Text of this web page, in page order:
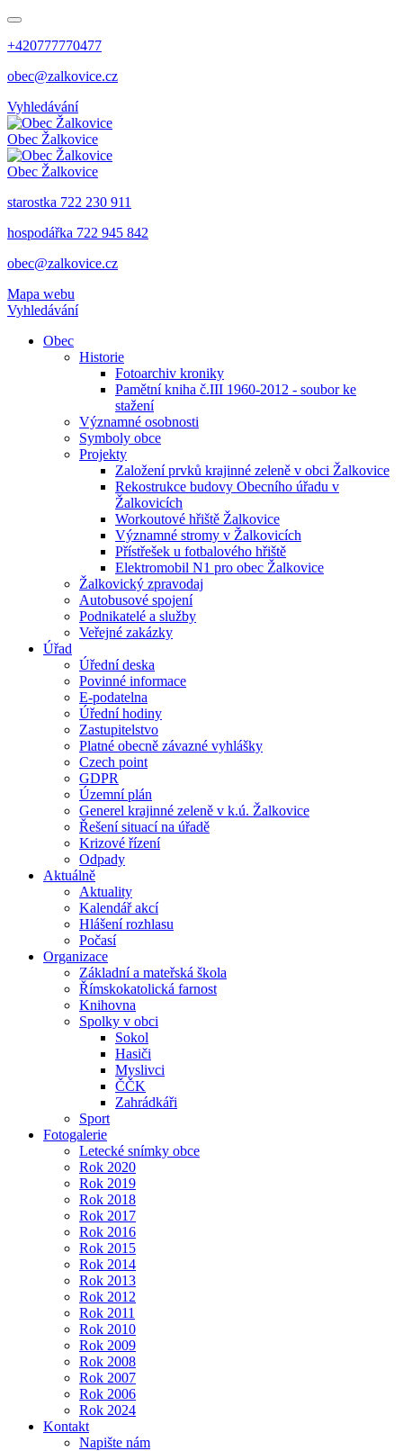
+420777770477
obec@zalkovice.cz
Vyhledávání
Obec Žalkovice
Obec Žalkovice
starostka 722 230 911
hospodářka 722 945 842
obec@zalkovice.cz
Mapa webu
Vyhledávání
Obec
Historie
Fotoarchiv kroniky
Pamětní kniha č.III 1960-2012 - soubor ke
stažení
Významné osobnosti
Symboly obce
Projekty
Založení prvků krajinné zeleně v obci Žalkovice
Rekostrukce budovy Obecního úřadu v
Žalkovicích
Workoutové hřiště Žalkovice
Významné stromy v Žalkovicích
Přístřešek u fotbalového hřiště
Elektromobil N1 pro obec Žalkovice
Žalkovický zpravodaj
Autobusové spojení
Podnikatelé a služby
Veřejné zakázky
Úřad
Úřední deska
Povinné informace
E-podatelna
Úřední hodiny
Zastupitelstvo
Platné obecně závazné vyhlášky
Czech point
GDPR
Územní plán
Generel krajinné zeleně v k.ú. Žalkovice
Řešení situací na úřadě
Krizové řízení
Odpady
Aktuálně
Aktuality
Kalendář akcí
Hlášení rozhlasu
Počasí
Organizace
Základní a mateřská škola
Římskokatolická farnost
Knihovna
Spolky v obci
Sokol
Hasiči
Myslivci
ČČK
Zahrádkáři
Sport
Fotogalerie
Letecké snímky obce
Rok 2020
Rok 2019
Rok 2018
Rok 2017
Rok 2016
Rok 2015
Rok 2014
Rok 2013
Rok 2012
Rok 2011
Rok 2010
Rok 2009
Rok 2008
Rok 2007
Rok 2006
Rok 2024
Kontakt
Napište nám